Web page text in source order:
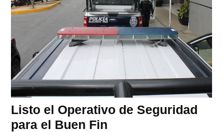
Listo el Operativo de Seguridad
para el Buen Fin